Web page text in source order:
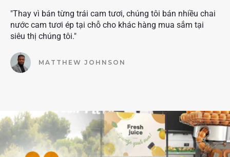
"Thay vì bán từng trái cam tươi, chúng tôi bán nhiều chai
nước cam tươi ép tại chỗ cho khác hàng mua sắm tại
siêu thị chúng tôi."
MATTHEW JOHNSON